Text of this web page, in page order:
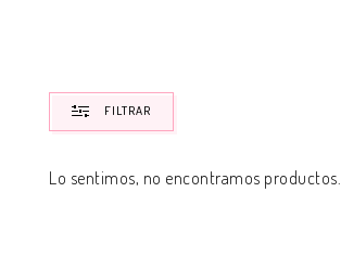
FILTRAR
Lo sentimos, no encontramos productos.